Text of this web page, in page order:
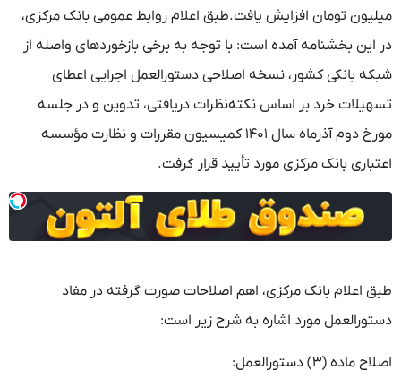
میلیون تومان افزایش یافت.طبق اعلام روابط عمومی بانک مرکزی،
در این بخشنامه آمده است: با توجه به برخی بازخورد‌های واصله از
شبکه بانکی کشور، نسخه اصلاحی دستورالعمل اجرایی اعطای
تسهیلات خرد بر اساس نکته‌نظرات دریافتی، تدوین و در جلسه
مورخ دوم آذرماه سال ۱۴۰۱ کمیسیون مقررات و نظارت مؤسسه
اعتباری بانک مرکزی مورد تأیید قرار گرفت.
طبق اعلام بانک مرکزی، اهم اصلاحات صورت گرفته در مفاد
دستورالعمل مورد اشاره به شرح زیر است:
اصلاح ماده (۳) دستورالعمل: